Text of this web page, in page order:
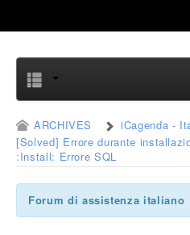
ARCHIVES
iCagenda -
[Solved] Errore durante
:Install: Errore SQL
Forum di assistenza italiano